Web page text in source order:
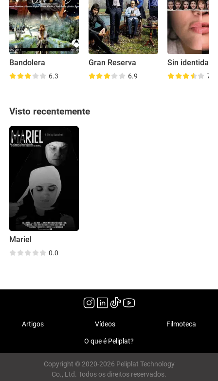
Bandolera
6.3
Gran Reserva
6.9
Sin identidad
7.3
Visto recentemente
Mariel
0.0
Artigos Vídeos Filmoteca
O que é Peliplat?
Copyright © 2020-2026 Peliplat Technology
Co., Ltd. Todos os direitos reservados.